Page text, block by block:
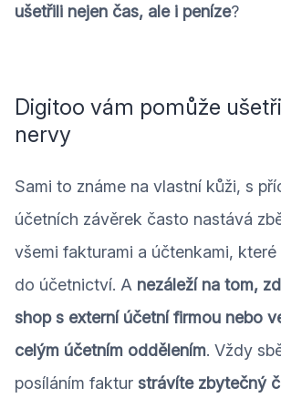
ušetřili nejen čas, ale i peníze?
Digitoo vám pomůže
nervy
Sami to známe na vlastní kůži, s
účetních závěrek často nastává
všemi fakturami a účtenkami,
do účetnictví. A nezáleží na tom,
shop s externí účetní firmou nebo
celým účetním oddělením. Vždy
posíláním faktur strávíte zbytečný